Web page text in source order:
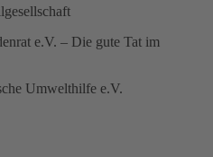
Umwelthilfe e.V.